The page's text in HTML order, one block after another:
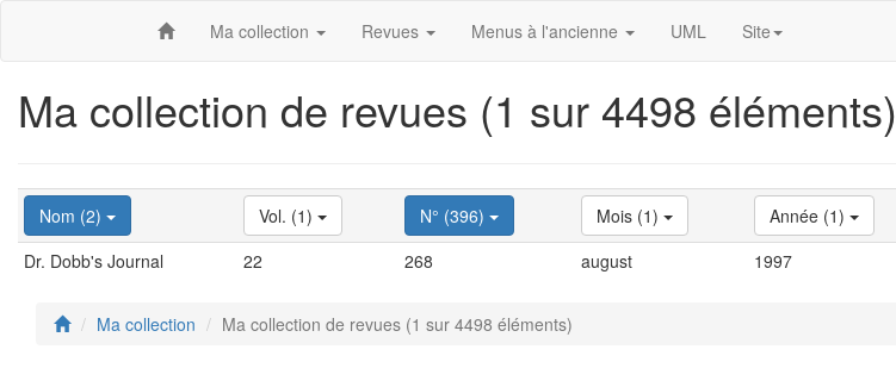
Ma collection Revues Menus à l'ancienne UML Site
Ma collection de revues (1 sur 4498 éléments)
Nom (2) Vol. (1) N° (396) Mois (1) Année (1)
Dr. Dobb's Journal
22 268 august 1997
Ma collection Ma collection de revues (1 sur 4498 éléments)